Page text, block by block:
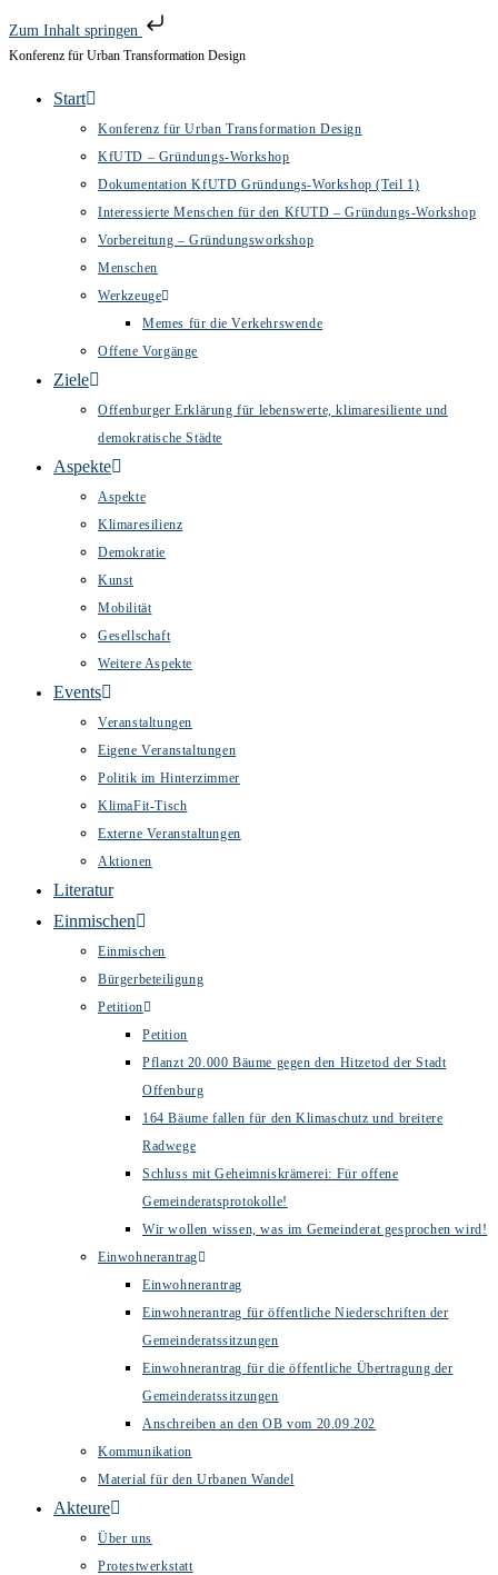
Zum Inhalt springen
Zum
Konferenz für Urban Transformation Design
Start
Konferenz für Urban Transformation Design
KfUTD – Gründungs-Workshop
Dokumentation KfUTD Gründungs-Workshop (Teil 1)
Interessierte Menschen für den KfUTD – Gründungs-Workshop
Vorbereitung – Gründungsworkshop
Menschen
Werkzeuge
Memes für die Verkehrswende
Offene Vorgänge
Ziele
Offenburger Erklärung für lebenswerte, klimaresiliente und
demokratische Städte
Aspekte
Aspekte
Klimaresilienz
Demokratie
Kunst
Mobilität
Gesellschaft
Weitere Aspekte
Events
Veranstaltungen
Eigene Veranstaltungen
Politik im Hinterzimmer
KlimaFit-Tisch
Externe Veranstaltungen
Aktionen
Literatur
Einmischen
Einmischen
Bürgerbeteiligung
Petition
Petition
Pflanzt 20.000 Bäume gegen den Hitzetod der Stadt
Offenburg
164 Bäume fallen für den Klimaschutz und breitere
Radwege
Schluss mit Geheimniskrämerei: Für offene
Gemeinderatsprotokolle!
Wir wollen wissen, was im Gemeinderat gesprochen wird!
Einwohnerantrag
Einwohnerantrag
Einwohnerantrag für öffentliche Niederschriften der
Gemeinderatssitzungen
Einwohnerantrag für die öffentliche Übertragung der
Gemeinderatssitzungen
Anschreiben an den OB vom 20.09.202
Kommunikation
Material für den Urbanen Wandel
Akteure
Über uns
Protestwerkstatt